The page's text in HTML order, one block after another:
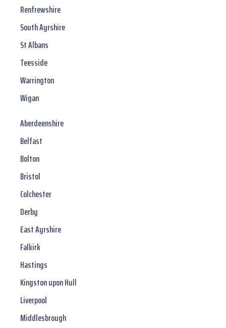
Renfrewshire
South Ayrshire
St Albans
Teesside
Warrington
Wigan
Aberdeenshire
Belfast
Bolton
Bristol
Colchester
Derby
East Ayrshire
Falkirk
Hastings
Kingston upon Hull
Liverpool
Middlesbrough